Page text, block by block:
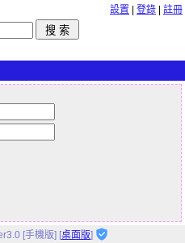
設置 登錄 註冊
[手機版] [桌面版]